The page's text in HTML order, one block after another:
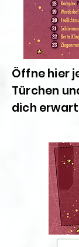
Öffne hier
Türchen
dich